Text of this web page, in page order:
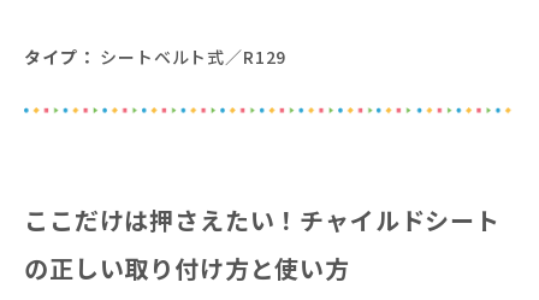
タイプ： シートベルト式／R129
ここだけは押さえたい！チャイルドシート
の正しい取り付け方と使い方